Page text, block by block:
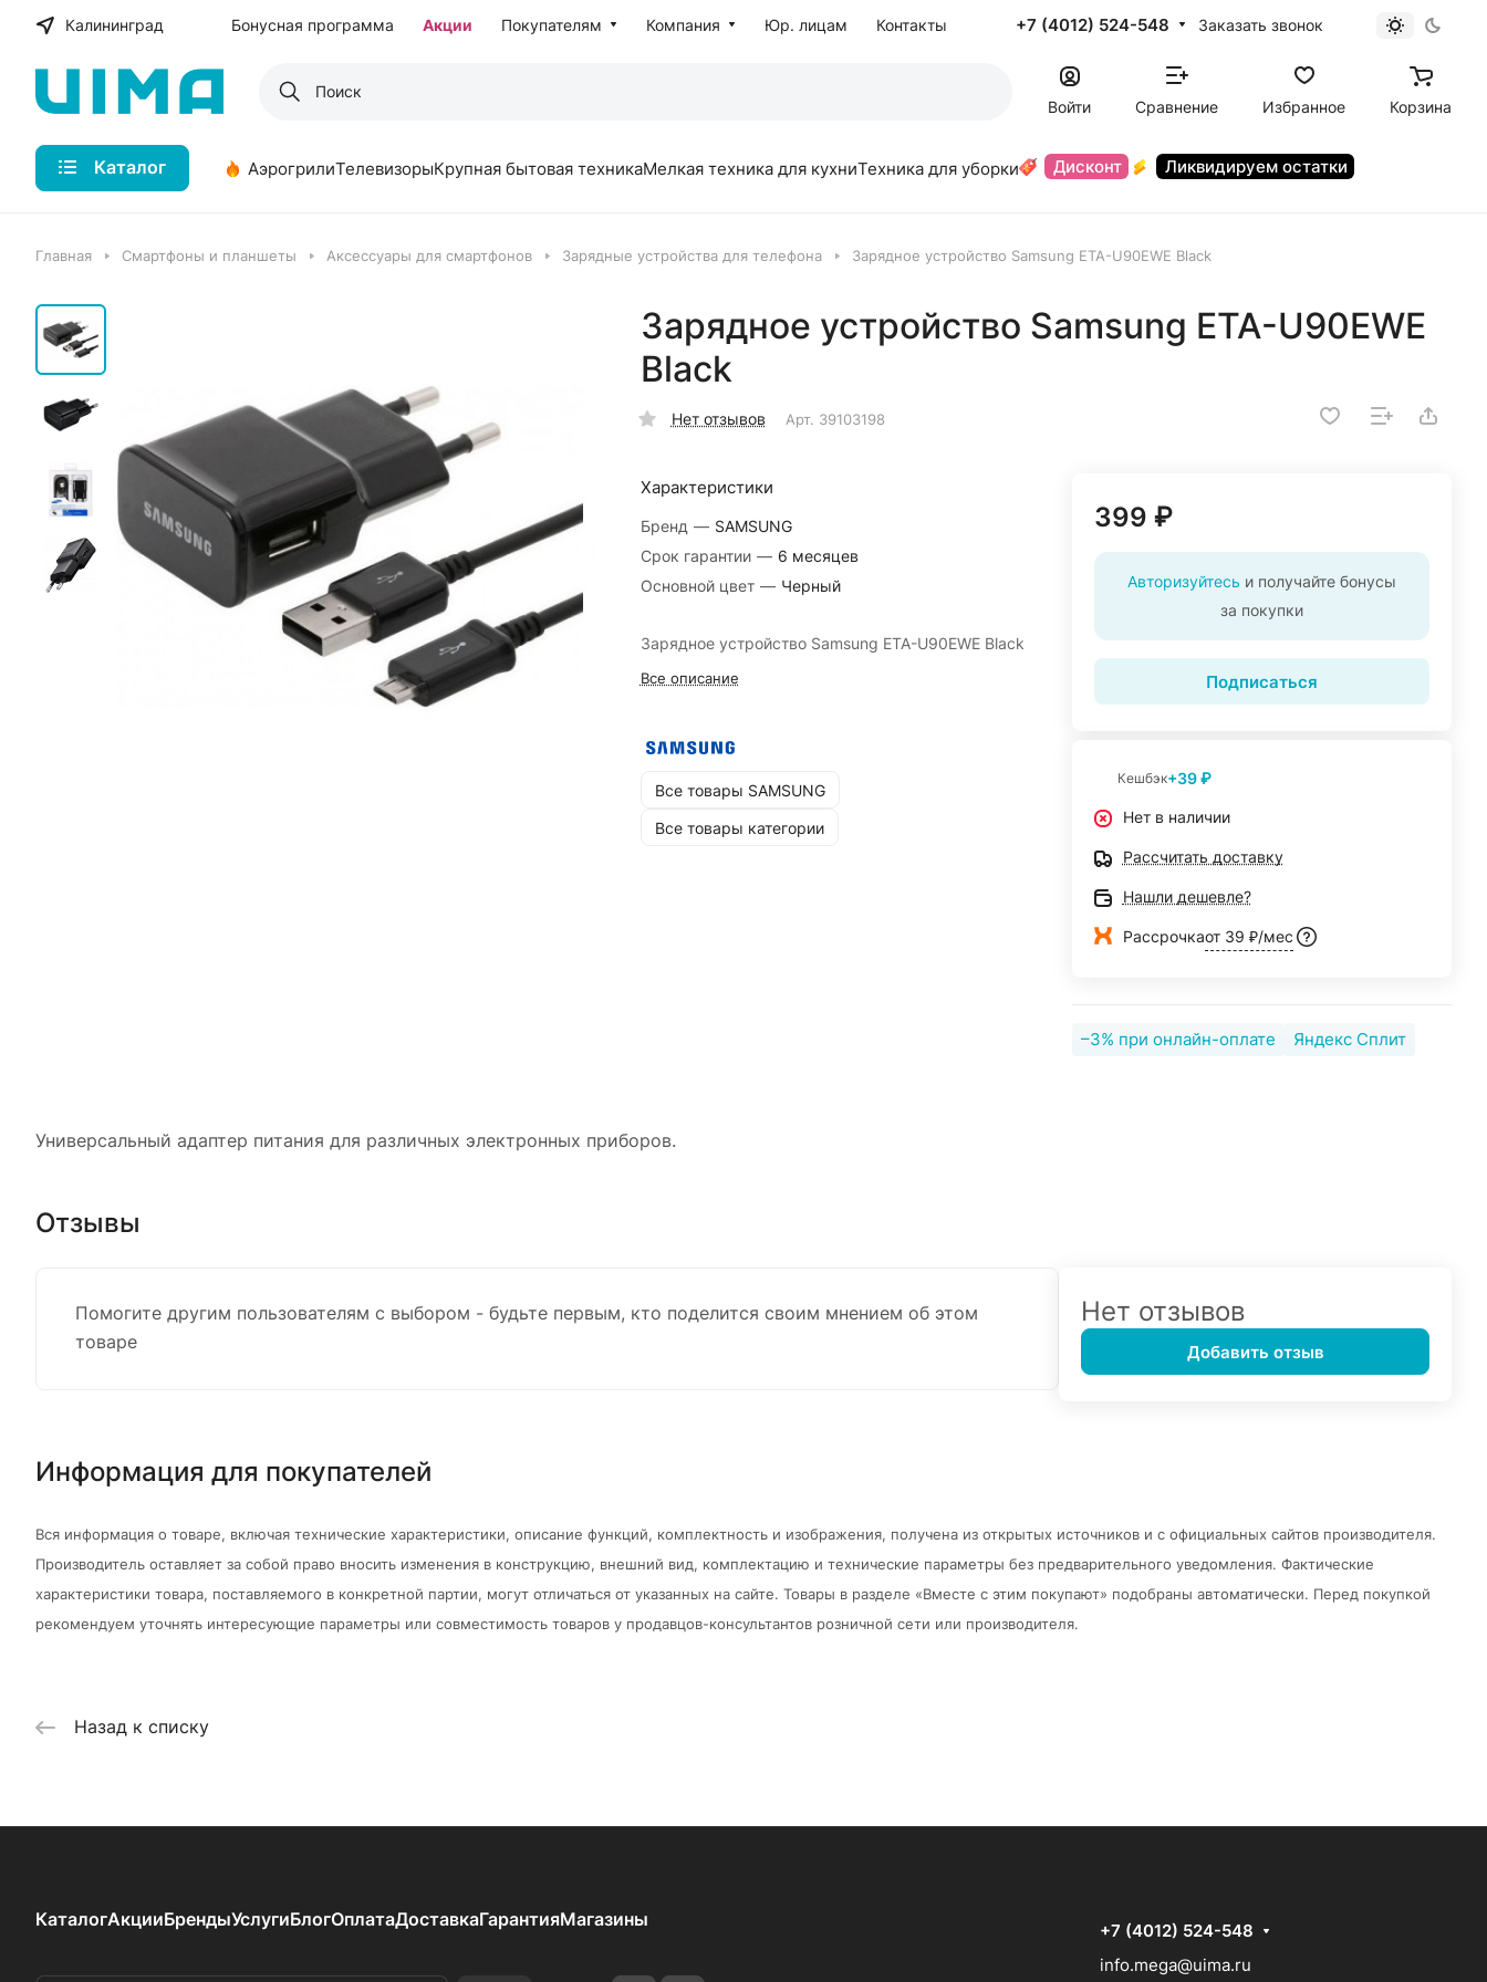
Калининград Бонусная программа Акции Покупателям Компания Юр. лицам Контакты +7 (4012) 524-548 Заказать звонок
Войти Сравнение Избранное Корзина
Каталог АэрогрилиТелевизорыКрупная бытовая техникаМелкая техника для кухниТехника для уборки Дисконт Ликвидируем остатки
Главная Смартфоны и планшеты Аксессуары для смартфонов Зарядные устройства для телефона Зарядное устройство Samsung ETA-U90EWE Black
Зарядное устройство Samsung ETA-U90EWE
Black
Нет отзывов Арт. 39103198
Характеристики
Бренд — SAMSUNG
Срок гарантии — 6 месяцев
Основной цвет — Черный
Зарядное устройство Samsung ETA-U90EWE Black
Все описание
Все товары SAMSUNG
Все товары категории
399 ₽
Авторизуйтесь и получайте бонусы
за покупки
Подписаться
Кешбэк+39 ₽
Нет в наличии
Рассчитать доставку
Нашли дешевле?
Рассрочкаот 39 ₽/мес
–3% при онлайн-оплате Яндекс Сплит
Универсальный адаптер питания для различных электронных приборов.
Отзывы
Помогите другим пользователям с выбором - будьте первым, кто поделится своим мнением об этом
товаре
Нет отзывов
Добавить отзыв
Информация для покупателей
Вся информация о товаре, включая технические характеристики, описание функций, комплектность и изображения, получена из открытых источников и с официальных сайтов производителя.
Производитель оставляет за собой право вносить изменения в конструкцию, внешний вид, комплектацию и технические параметры без предварительного уведомления. Фактические
характеристики товара, поставляемого в конкретной партии, могут отличаться от указанных на сайте. Товары в разделе «Вместе с этим покупают» подобраны автоматически. Перед покупкой
рекомендуем уточнять интересующие параметры или совместимость товаров у продавцов-консультантов розничной сети или производителя.
Назад к списку
КаталогАкцииБрендыУслугиБлогОплатаДоставкаГарантияМагазины
+7 (4012) 524-548
info.mega@uima.ru